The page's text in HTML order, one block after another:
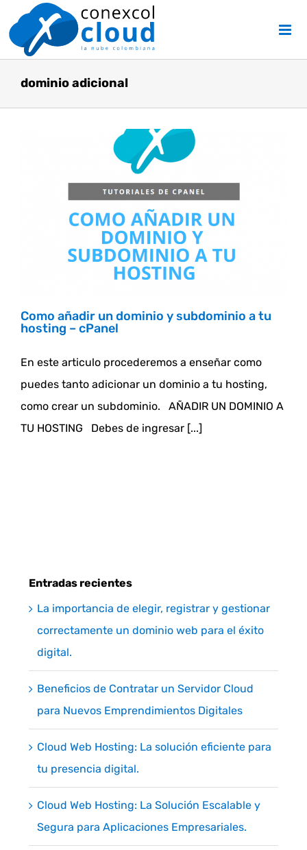
to
content
dominio adicional
Como añadir un dominio y subdominio a tu
hosting – cPanel
En este articulo procederemos a enseñar como
puedes tanto adicionar un dominio a tu hosting,
como crear un subdominio. AÑADIR UN DOMINIO A
TU HOSTING Debes de ingresar [...]
Entradas recientes
La importancia de elegir, registrar y gestionar
correctamente un dominio web para el éxito
digital.
Beneficios de Contratar un Servidor Cloud
para Nuevos Emprendimientos Digitales
Cloud Web Hosting: La solución eficiente para
tu presencia digital.
Cloud Web Hosting: La Solución Escalable y
Segura para Aplicaciones Empresariales.